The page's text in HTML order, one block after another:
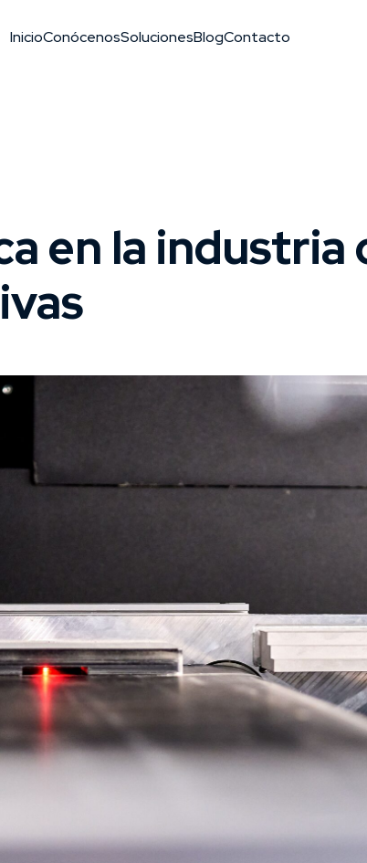
InicioConócenosSolucionesBlogContacto
en la industria